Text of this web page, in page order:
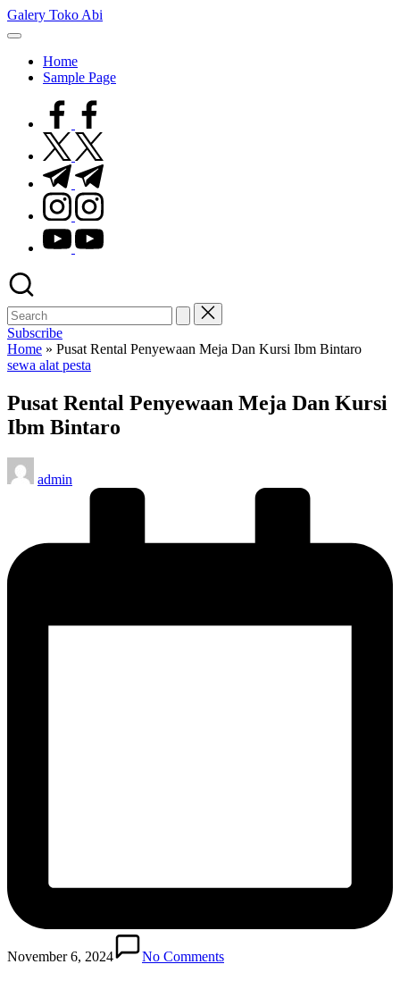
Skip
to
Galery Toko Abi
Home
Sample Page
facebook.com
twitter.com
t.me
instagram.com
youtube.com
Subscribe
Home » Pusat Rental Penyewaan Meja Dan Kursi Ibm Bintaro
Posted
sewa alat pesta
Pusat Rental Penyewaan Meja Dan Kursi
Ibm Bintaro
Posted
by
admin
November 6, 2024 No Comments